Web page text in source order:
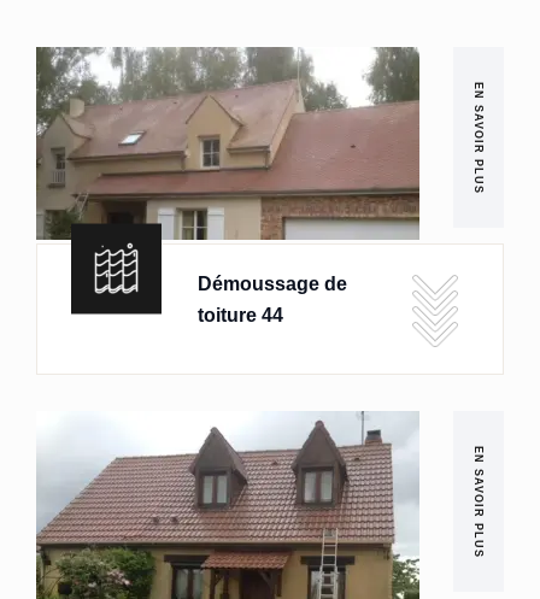
EN SAVOIR PLUS
Démoussage de
toiture 44
EN SAVOIR PLUS